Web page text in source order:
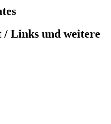
/ Links und weitere